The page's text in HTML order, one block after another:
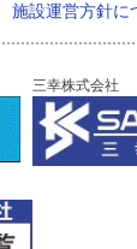
施設運営方針に
三幸株式会社